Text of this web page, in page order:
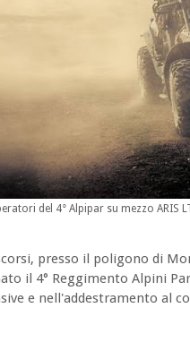
del 4° Alpipar su mezzo ARIS
presso il poligono di
il 4° Reggimento Alpini
e nell'addestramento al